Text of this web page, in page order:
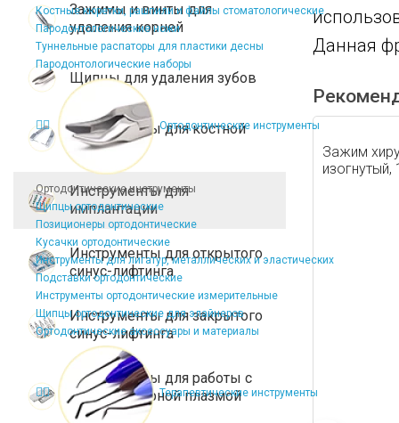
Костные кюретки, рашпили и файлы стоматологические
Пародонтологические ножи
Туннельные распаторы для пластики десны
Пародонтологические наборы
Ортодонтические инструменты
Ортодонтические инструменты
Щипцы ортодонтические
Позиционеры ортодонтические
Кусачки ортодонтические
Инструменты для лигатур, металлических и эластических
Подставки ортодонтические
Инструменты ортодонтические измерительные
Щипцы ортодонтические для элайнеров
Ортодонтические аксессуары и материалы
Терапевтические инструменты
Зажимы и винты для
удаления корней
Щипцы для удаления зубов
Инструменты для костной
пластики
Инструменты для
имплантации
Инструменты для открытого
синус-лифтинга
Инструменты для закрытого
синус-лифтинга
Инструменты для работы с
тромбоцитарной плазмой
(PRF)
Данная
Зажим